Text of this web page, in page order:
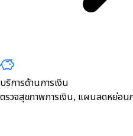
บริการด้านการเงิน
ตรวจสุขภาพการเงิน, ​แผนลดหย่อ